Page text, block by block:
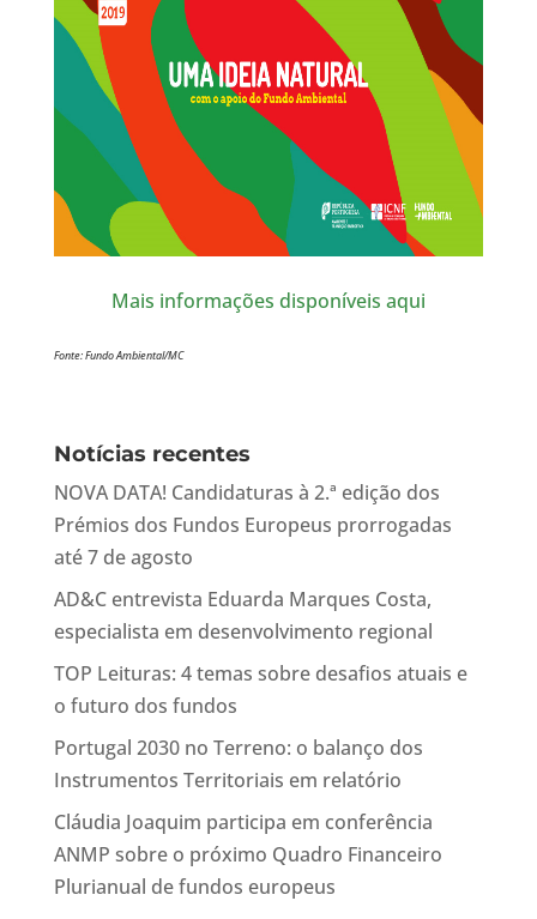
Mais informações disponíveis aqui
Fonte: Fundo Ambiental/MC
Notícias recentes
NOVA DATA! Candidaturas à 2.ª edição dos
Prémios dos Fundos Europeus prorrogadas
até 7 de agosto
AD&C entrevista Eduarda Marques Costa,
especialista em desenvolvimento regional
TOP Leituras: 4 temas sobre desafios atuais e
o futuro dos fundos
Portugal 2030 no Terreno: o balanço dos
Instrumentos Territoriais em relatório
Cláudia Joaquim participa em conferência
ANMP sobre o próximo Quadro Financeiro
Plurianual de fundos europeus